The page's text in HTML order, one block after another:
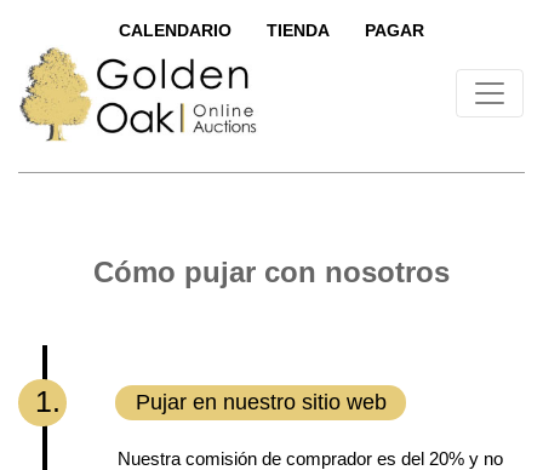
CALENDARIO TIENDA PAGAR
Cómo pujar con nosotros
1. Pujar en nuestro sitio web
Nuestra comisión de comprador es del 20% y no